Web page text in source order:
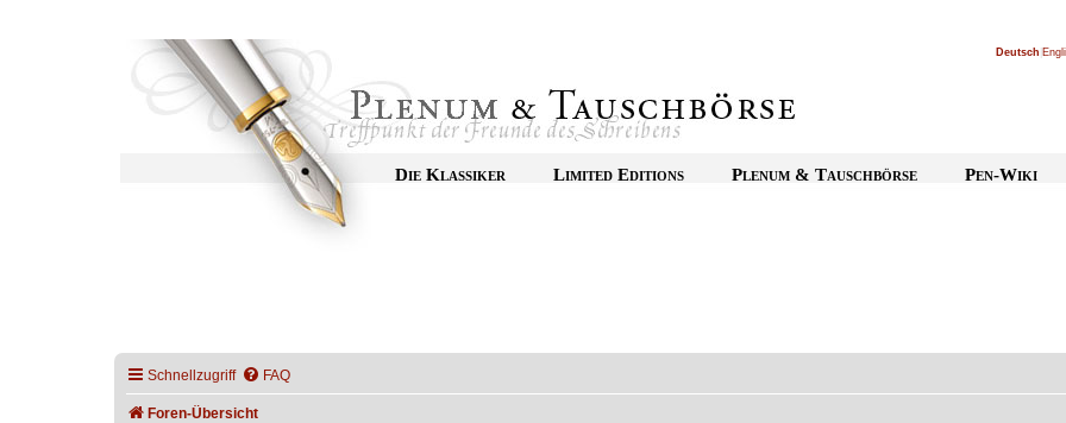
Deutsch
Die Klassiker Limited Editions Plenum & Tauschbörse Pen-Wiki
Schnellzugriff FAQ
Foren-Übersicht